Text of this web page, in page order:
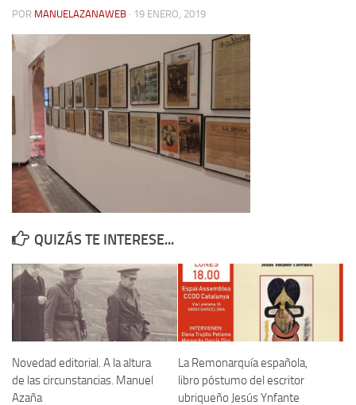
Actividades
Colabora
Contacto
Memoria Histórica
Investigación previa de la represión en Talavera de la Reina (1937-
1947).
Informe Represión en Toledo 1936-1947 | Buscador
Informe de la fosa de abril de 1939 de Tembleque
Personajes republicanos
Izquierda Republicana. Agrupaciones y Militantes (1934-1939)
Izquierda Republicana. Navarra
Izquierda Republicana. Galicia
Textos esenciales del republicanismo
POR MANUELAZANAWEB · 19 ENERO, 2019
QUIZÁS TE INTERESE...
Novedad editorial. A la altura
de las circunstancias. Manuel
Azaña
La Remonarquía española,
libro póstumo del escritor
ubriqueño Jesús Ynfante